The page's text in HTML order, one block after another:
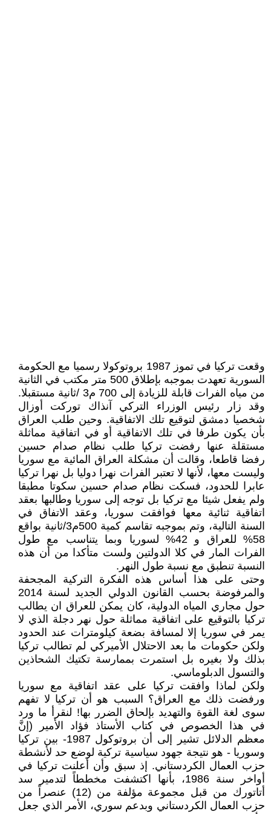
وقعت تركيا في تموز 1987 بروتوكولا رسميا مع الحكومة
السورية تعهدت بموجبه بإطلاق 500 متر مكتب في الثانية
من مياه الفرات قابلة للزيادة إلى 700 م3 /ثانية مستقبلا.
وقد زار رئيس الوزراء التركي آنذاك توركت أوزال
شخصيا دمشق لتوقيع تلك الاتفاقية. وحين طلب العراق
بأن يكون طرفا في تلك الاتفاقية أو في اتفاقية مماثلة
مستقلة عنها رفضت تركيا طلب نظام صدام حسين
رفضا قاطعا، وقالت أن مشكلة العراق المائية مع سوريا
وليست معها، لأنها لا تعتبر الفرات نهرا دوليا بل نهرا تركيا
عابرا للحدود، فسكت نظام صدام حسين سكوتا مطبقا
ولم يفعل شيئا مع تركيا بل توجه إلى سوريا وطالبها بعقد
اتفاقية ثنائية معها فوافقت سوريا، وعقد الاتفاق في
السنة التالية، وتم بموجبه تقاسم كمية 500م3/ثانية بواقع
58% للعراق و 42% لسوريا وبما يتناسب مع طول
الفرات المار في كلا الدولتين ولست متأكدا من أن هذه
النسبة تنطبق مع نسبة طول النهر.
وحتى على هذا أساس هذه الفكرة التركية المجحفة
والمرفوضة بحسب القانون الدولي الجديد لسنة 2014
حول مجاري المياه الدولية، كان يمكن للعراق ان يطالب
تركيا بالتوقيع على اتفاقية مماثلة حول نهر دجلة الذي لا
يمر في سوريا إلا لمسافة بضعة كيلومترات عند الحدود
ولكن حكومات ما بعد الاحتلال الأميركي لم تطالب تركيا
بذلك ولا بغيره بل استمرت بممارسة تكتيك الشحاذين
والتسول الدبلوماسي.
ولكن لماذا وافقت تركيا على عقد اتفاقية مع سوريا
ورفضت ذلك مع العراق؟ السبب هو أن تركيا لا تفهم
سوى لغة القوة والتهديد بإلحاق الضرر بها! لنقرأ ما ورد
في هذا الخصوص في كتاب الأستاذ فؤاد الأمير (إنَّ
معظم الدلائل تشير إلى أن بروتوكول 1987- بين تركيا
وسوريا - هو نتيجة جهود سياسية تركية لوضع حد لأنشطة
حزب العمال الكردستاني. إذ سبق وأن أعلنت تركيا في
أواخر سنة 1986، بأنها اكتشفت مخططاً لتدمير سد
أتاتورك من قبل مجموعة مؤلفة من (12) عنصراً من
حزب العمال الكردستاني وبدعم سوري، الأمر الذي جعل